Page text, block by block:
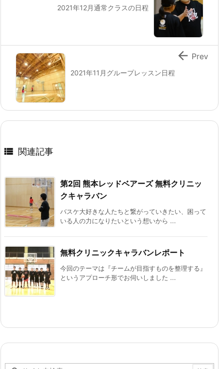
2021年12月通常クラスの日程
2021年11月グループレッスン日程
 Prev
 関連記事
第2回 熊本レッドベアーズ 無料クリニッ
クキャラバン
バスケ大好きな人たちと繋がっていきたい、困って
いる人の力になりたいという想いから ...
無料クリニックキャラバンレポート
今回のテーマは『チームが目指すものを整理する』
というアプローチ形でお伺いしました ...